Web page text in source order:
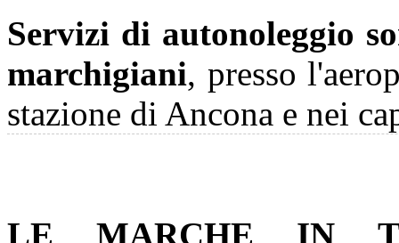
Servizi di autonoleggio
marchigiani, presso
stazione di Ancona e nei
LE MARCHE IN